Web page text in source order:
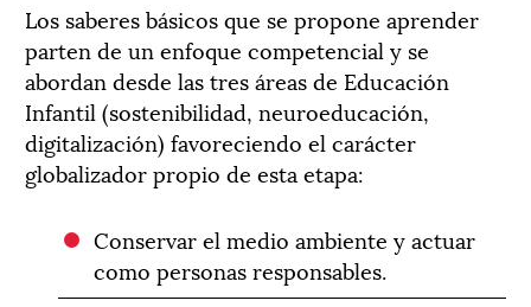
Los saberes básicos que se propone aprender
parten de un enfoque competencial y se
abordan desde las tres áreas de Educación
Infantil (sostenibilidad, neuroeducación,
digitalización) favoreciendo el carácter
globalizador propio de esta etapa:
Conservar el medio ambiente y actuar
como personas responsables.